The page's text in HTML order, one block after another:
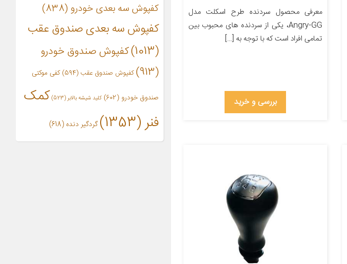
معرفی محصول سردنده طرح اسکلت مدل
Angry-GG، یکی از سردنده های محبوب بین
تمامی افراد است که با توجه به […]
بررسی و خرید
کفپوش سه بعدی خودرو (838)
کفپوش سه بعدی صندوق عقب
(1013)
کفپوش صندوق خودرو
(913)
کفپوش صندوق عقب (594) کفی موکتی
صندوق خودرو (602) کلید شیشه بالابر(523)
کمک
فنر(1353) گردگیر دنده (618)